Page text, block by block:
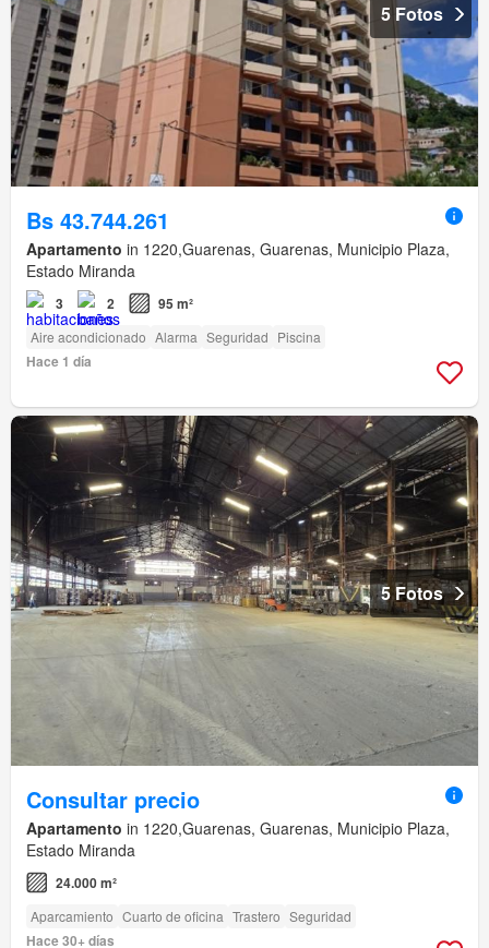
5 Fotos
Bs 43.744.261
Apartamento in 1220,Guarenas, Guarenas, Municipio Plaza,
Estado Miranda
3 2 95 m²
Aire acondicionado Alarma Seguridad Piscina
Hace 1 día
5 Fotos
Consultar precio
Apartamento in 1220,Guarenas, Guarenas, Municipio Plaza,
Estado Miranda
24.000 m²
Aparcamiento Cuarto de oficina Trastero Seguridad
Hace 30+ días